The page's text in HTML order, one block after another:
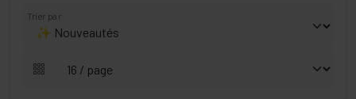
Trier par